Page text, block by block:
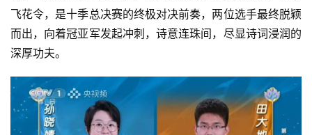
飞花令，是十季总决赛的终极对决前奏，两位选手最终脱颖
而出，向着冠亚军发起冲刺，诗意连珠间，尽显诗词浸润的
深厚功夫。